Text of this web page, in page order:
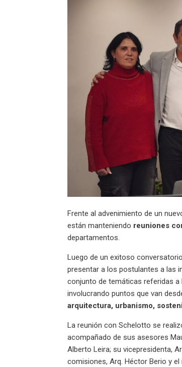
Frente al advenimiento de un
están manteniendo reuniones
departamentos.
Luego de un exitoso
presentar a los postulantes a las
conjunto de temáticas referidas a
involucrando puntos que van
arquitectura, urbanismo,
La reunión con Schelotto se
acompañado de sus asesores
Alberto Leira; su vicepresidenta,
comisiones, Arq. Héctor Berio y